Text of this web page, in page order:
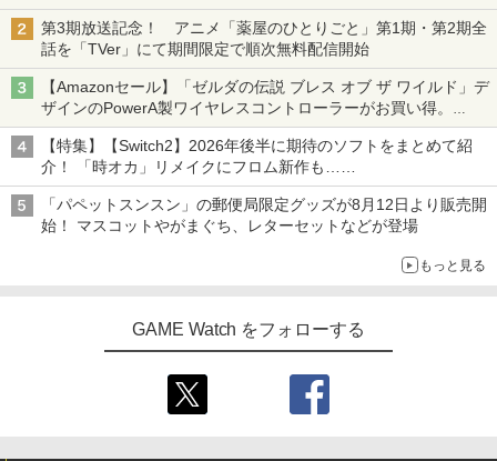
オリジナルの湯呑みや寿司皿が景品に登場！
第3期放送記念！ アニメ「薬屋のひとりごと」第1期・第2期全
話を「TVer」にて期間限定で順次無料配信開始
【Amazonセール】「ゼルダの伝説 ブレス オブ ザ ワイルド」デ
ザインのPowerA製ワイヤレスコントローラーがお買い得。
Switch2でも使用可能
【特集】【Switch2】2026年後半に期待のソフトをまとめて紹
介！ 「時オカ」リメイクにフロム新作も……
「パペットスンスン」の郵便局限定グッズが8月12日より販売開
始！ マスコットやがまぐち、レターセットなどが登場
もっと見る
GAME Watch をフォローする